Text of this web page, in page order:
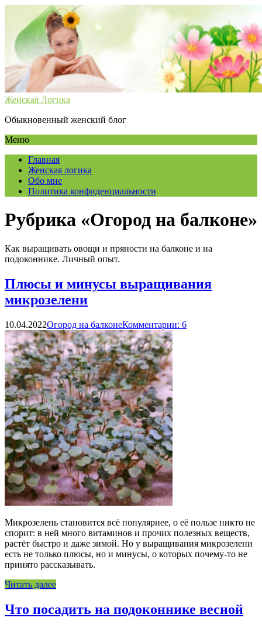
Женская Логика
Обыкновенный женский блог
Меню
Главная
Женская логика
Обо мне
Политика конфиденциальности
Рубрика «Огород на балконе»
Как выращивать овощи и пряности на балконе и на
подоконнике. Личный опыт.
Плюсы и минусы выращивания
микрозелени
10.04.2022Огород на балконеКомментарии: 6
Микрозелень становится всё популярнее, о её пользе никто не
спорит: в ней много витаминов и прочих полезных веществ,
растёт быстро и даже зимой. Но у выращивания микрозелени
есть не только плюсы, но и минусы, о которых почему-то не
принято рассказывать.
Читать далее
Что посадить на подоконнике весной